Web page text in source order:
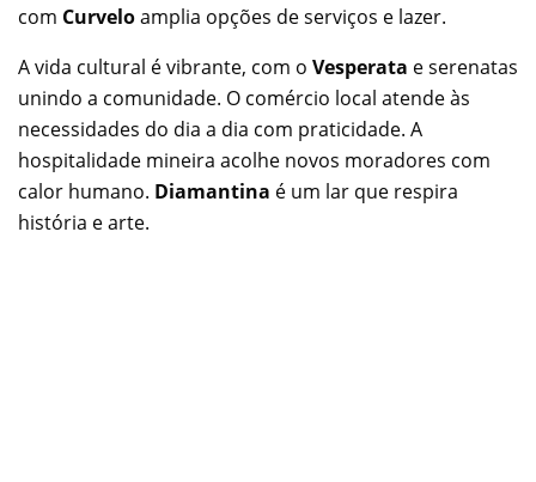
com Curveloamplia opções de serviços e lazer.
A vida cultural é vibrante, com o Vesperata e serenatas
unindo a comunidade. O comércio local atende às
necessidades do dia a dia com praticidade. A
hospitalidade mineira acolhe novos moradores com
calor humano. Diamantina é um lar que respira
história e arte.